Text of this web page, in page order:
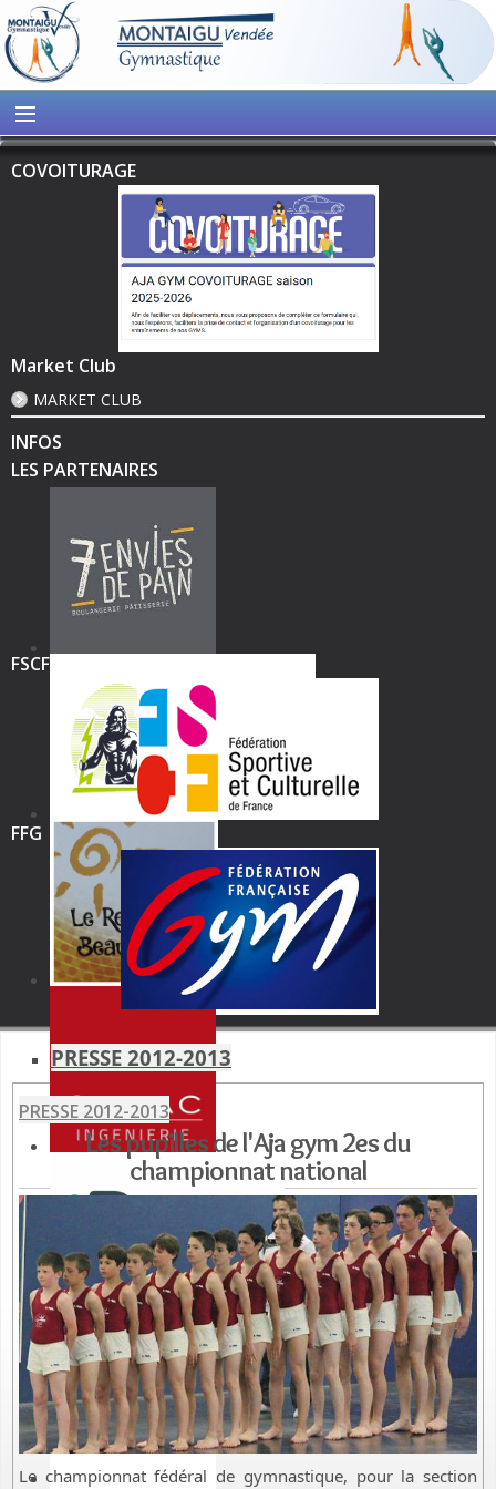
COVOITURAGE
Market Club
MARKET CLUB
INFOS
LES PARTENAIRES
FSCF
FFG
PRESSE 2012-2013
PRESSE 2012-2013
Les pupilles de l'Aja gym 2es du
championnat national
Le championnat fédéral de gymnastique, pour la section